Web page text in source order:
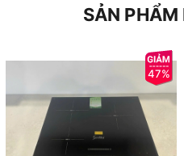
SẢN PHẨM
47%